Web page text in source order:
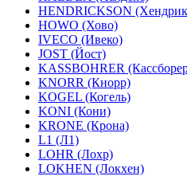
HENDRICKSON
HOWO (Хово)
IVECO (Ивеко)
JOST (Йост)
KASSBOHRER
KNORR (Кнорр)
KOGEL (Когель)
KONI (Кони)
KRONE (Крона)
L1 (Л1)
LOHR (Лохр)
LOKHEN (Локхен)